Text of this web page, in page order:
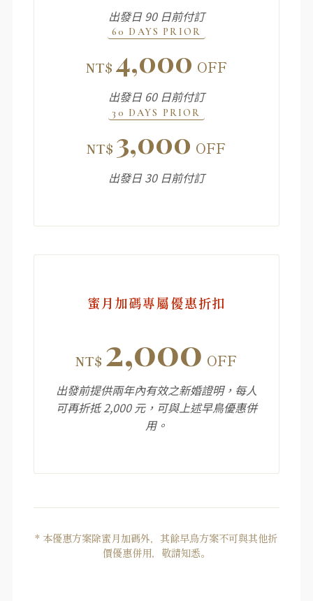
出發日 90 日前付訂
60 DAYS PRIOR
NT$ 4,000 OFF
出發日 60 日前付訂
30 DAYS PRIOR
NT$ 3,000 OFF
出發日 30 日前付訂
蜜月加碼專屬優惠折扣
NT$ 2,000 OFF
出發前提供兩年內有效之新婚證明，每人
可再折抵 2,000 元，可與上述早鳥優惠併
用。
* 本優惠方案除蜜月加碼外，其餘早鳥方案不可與其他折
價優惠併用，敬請知悉。